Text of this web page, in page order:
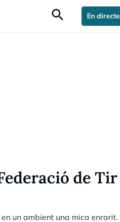
search En directe
de Tir
un ambient una mica enrarit.